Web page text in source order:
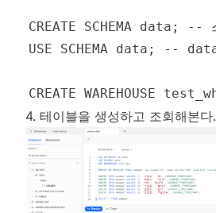
4. 테이블을 생성하고 조회해본다.